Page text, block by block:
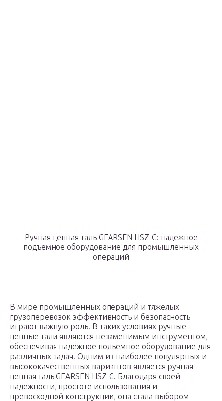
Ручная цепная таль GEARSEN HSZ-C: надежное
подъемное оборудование для промышленных
операций
В мире промышленных операций и тяжелых
грузоперевозок эффективность и безопасность
играют важную роль. В таких условиях ручные
цепные тали являются незаменимым инструментом,
обеспечивая надежное подъемное оборудование для
различных задач. Одним из наиболее популярных и
высококачественных вариантов является ручная
цепная таль GEARSEN HSZ-C. Благодаря своей
надежности, простоте использования и
превосходной конструкции, она стала выбором